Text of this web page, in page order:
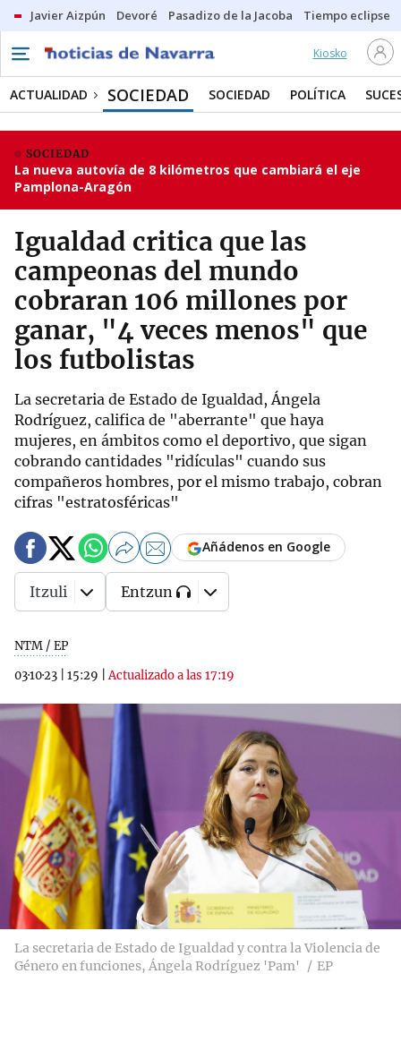
Javier Aizpún Devoré Pasadizo de la Jacoba Tiempo eclipse
Kiosko
ACTUALIDAD SOCIEDAD SOCIEDAD POLÍTICA
SOCIEDAD
La nueva autovía de 8 kilómetros que cambiará el eje
Pamplona-Aragón
Igualdad critica que las
campeonas del mundo
cobraran 106 millones por
ganar, "4 veces menos" que
los futbolistas
La secretaria de Estado de Igualdad, Ángela
Rodríguez, califica de "aberrante" que haya
mujeres, en ámbitos como el deportivo, que sigan
cobrando cantidades "ridículas" cuando sus
compañeros hombres, por el mismo trabajo, cobran
cifras "estratosféricas"
NTM / EP
03·10·23
15:29 |Actualizado a las 17:19
Añádenos en Google
Itzuli Entzun
La secretaria de Estado de Igualdad y contra la Violencia de
Género en funciones, Ángela Rodríguez 'Pam'
EP